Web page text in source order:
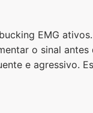
EMG
o sinal antes
e agressivo.